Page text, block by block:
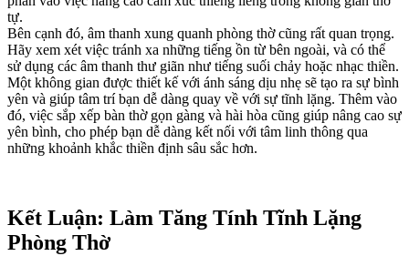
tự.
Bên cạnh đó, âm thanh xung quanh phòng thờ cũng rất quan trọng.
Hãy xem xét việc tránh xa những tiếng ồn từ bên ngoài, và có thể
sử dụng các âm thanh thư giãn như tiếng suối chảy hoặc nhạc thiền.
Một không gian được thiết kế với ánh sáng dịu nhẹ sẽ tạo ra sự bình
yên và giúp tâm trí bạn dễ dàng quay về với sự tĩnh lặng. Thêm vào
đó, việc sắp xếp bàn thờ gọn gàng và hài hòa cũng giúp nâng cao sự
yên bình, cho phép bạn dễ dàng kết nối với tâm linh thông qua
những khoảnh khắc thiền định sâu sắc hơn.
Kết Luận: Làm Tăng Tính Tĩnh Lặng
Phòng Thờ